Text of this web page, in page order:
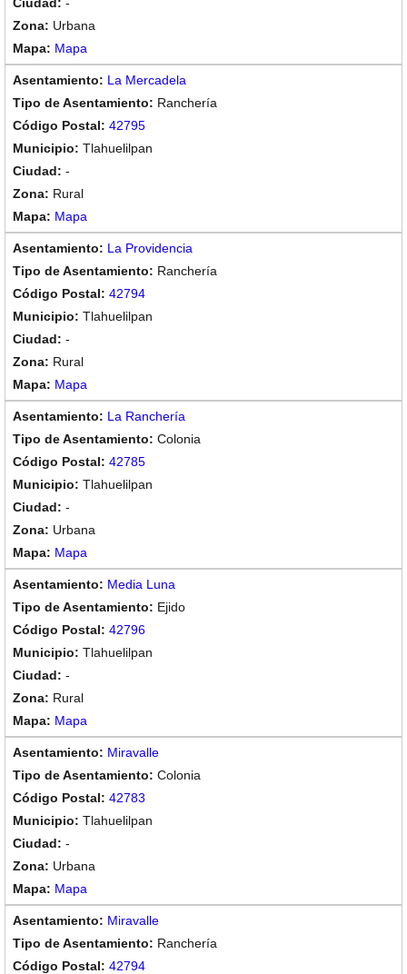
Urbana
Mapa
La Mercadela
Ranchería
42795
Tlahuelilpan
-
Rural
Mapa
La Providencia
Ranchería
42794
Tlahuelilpan
-
Rural
Mapa
La Ranchería
Colonia
42785
Tlahuelilpan
-
Urbana
Mapa
Media Luna
Ejido
42796
Tlahuelilpan
-
Rural
Mapa
Miravalle
Colonia
42783
Tlahuelilpan
-
Urbana
Mapa
Miravalle
Ranchería
42794